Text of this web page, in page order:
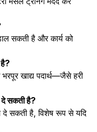
सकती है और कार्य को
है?
खाद्य पदार्थ—जैसे हरी
दे सकती है?
दे सकती है, विशेष रूप से यदि